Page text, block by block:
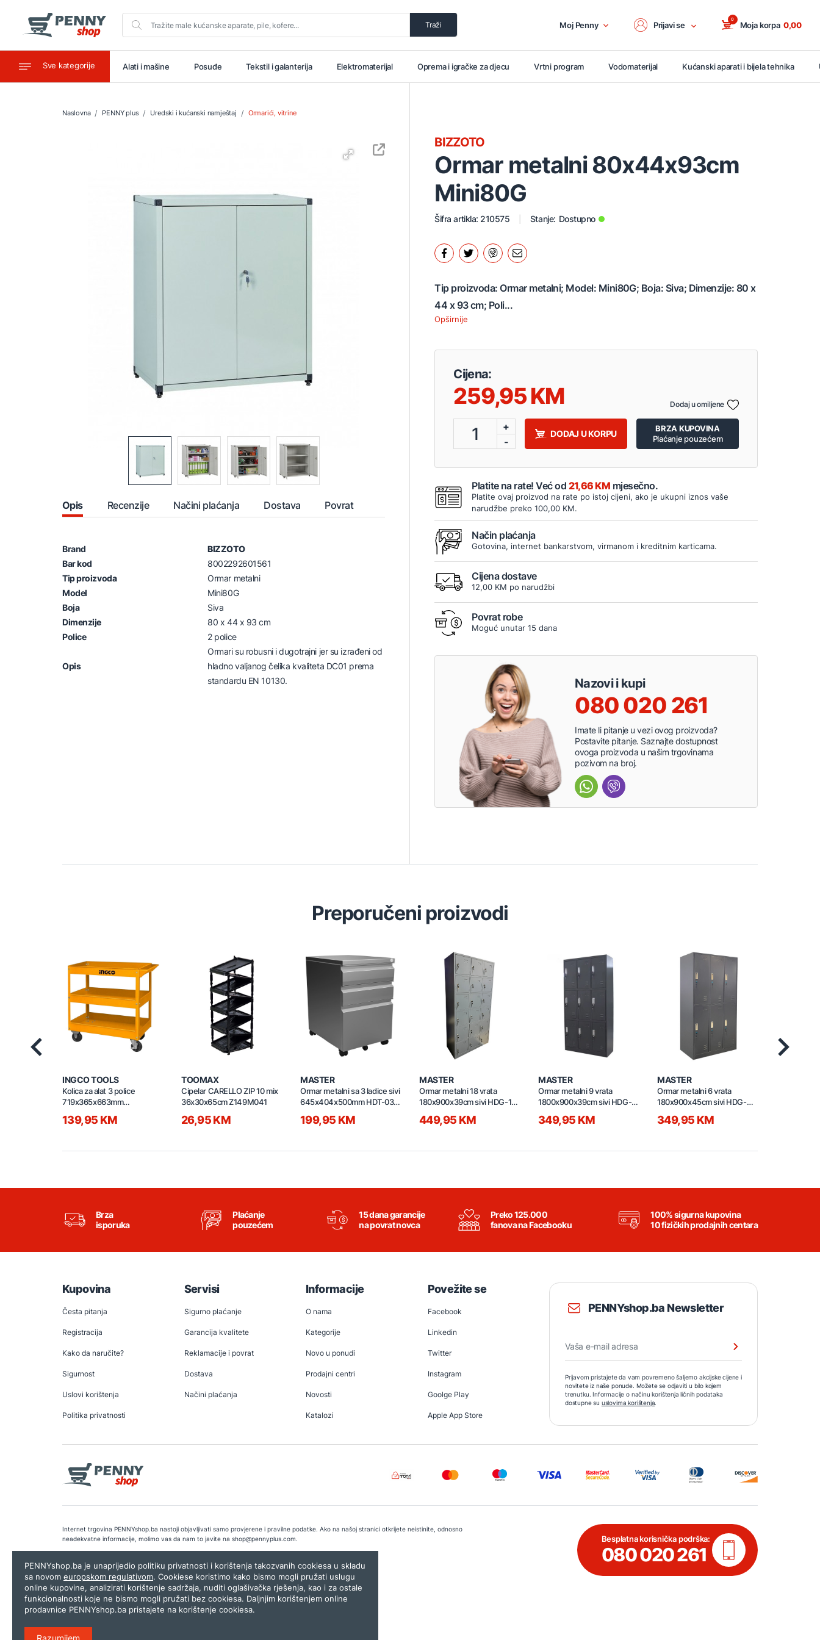
Traži Moj Penny Prijavi se Moja korpa
0
0,00
Sve kategorije
Ugostiteljstvo Alati i mašine Posuđe Tekstil i galanterija Elektromaterijal Oprema i igračke za djecu Vrtni program Vodomaterijal Kućanski aparati i bijela tehnika
Naslovna PENNY plus Uredski i kućanski namještaj Ormarići, vitrine
Opis Recenzije Načini plaćanja Dostava Povrat
Brand
BIZZOTO
Bar kod
8002292601561
Tip proizvoda
Ormar metalni
Model
Mini80G
Boja
Siva
Dimenzije
80 x 44 x 93 cm
Police
2 police
Opis
Ormari su robusni i dugotrajni jer su izrađeni od
hladno valjanog čelika kvaliteta DC01 prema
standardu EN 10130.
Ormar metalni 80x44x93cm
Mini80G
BIZZOTO
Šifra artikla: 210575 Stanje: Dostupno
Tip proizvoda: Ormar metalni; Model: Mini80G; Boja: Siva; Dimenzije: 80 x
44 x 93 cm; Poli...
Opširnije
Cijena:
259,95
1
+
-
DODAJ U KORPU
BRZA KUPOVINA
Plaćanje pouzećem
Dodaj u omiljene
Platite na rate! Već od 21,66 KM mjesečno.
Platite ovaj proizvod na rate po istoj cijeni, ako je ukupni iznos vaše
narudžbe preko 100,00 KM.
Način plaćanja
Gotovina, internet bankarstvom, virmanom i kreditnim karticama.
Cijena dostave
12,00 KM po narudžbi
Povrat robe
Moguć unutar 15 dana
Nazovi i kupi
080 020 261
Imate li pitanje u vezi ovog proizvoda?
Postavite pitanje. Saznajte dostupnost
ovoga proizvoda u našim trgovinama
pozivom na broj.
Preporučeni proizvodi
INGCO TOOLS
Kolica za alat 3 police
719x365x663mm
HPTCT031
139,95 KM
TOOMAX
Cipelar CARELLO ZIP 10 mix
36x30x65cm Z149M041
26,95 KM
MASTER
Ormar metalni sa 3 ladice sivi
645x404x500mm HDT-03L-
RAL7016
199,95 KM
MASTER
Ormar metalni 18 vrata
180x900x39cm sivi HDG-18-
RAL7016
449,95 KM
MASTER
Ormar metalni 9 vrata
1800x900x39cm sivi HDG-
09-RAL7016
349,95 KM
MASTER
Ormar metalni 6 vrata
180x900x45cm sivi HDG-
06-RAL7016
349,95 KM
Brza
isporuka
Plaćanje
pouzećem
15 dana garancije
na povrat novca
Preko 125.000
fanova na Facebooku
100% sigurna kupovina
10 fizičkih prodajnih centara
PENNYshop.ba Newsletter
Prijavom pristajete da vam povremeno šaljemo akcijske cijene i
novitete iz naše ponude. Možete se odjaviti u bilo kojem
trenutku. Informacije o načinu korištenja ličnih podataka
dostupne su uslovima korištenja.
Kupovina
Česta pitanja
Registracija
Kako da naručite?
Sigurnost
Uslovi korištenja
Politika privatnosti
Servisi
Sigurno plaćanje
Garancija kvalitete
Reklamacije i povrat
Dostava
Načini plaćanja
Informacije
O nama
Kategorije
Novo u ponudi
Prodajni centri
Novosti
Katalozi
Povežite se
Facebook
Linkedin
Twitter
Instagram
Goolge Play
Apple App Store
Besplatna korisnička podrška:
080 020 261
Internet trgovina PENNYshop.ba nastoji objavljivati samo provjerene i pravilne podatke. Ako na našoj stranici otkrijete neistinite, odnosno
neadekvatne informacije, molimo vas da nam to javite na shop@pennyplus.com.
Copyright © 2026.Penny plus d.o.o. Sarajevo.Dizajn i programiranje:Lampa.ba
PENNYshop.ba je unaprijedio politiku privatnosti i korištenja takozvanih cookiesa u skladu
sa novom europskom regulativom. Cookiese koristimo kako bismo mogli pružati uslugu
online kupovine, analizirati korištenje sadržaja, nuditi oglašivačka rješenja, kao i za ostale
funkcionalnosti koje ne bismo mogli pružati bez cookiesa. Daljnjim korištenjem online
prodavnice PENNYshop.ba pristajete na korištenje cookiesa.
Razumijem